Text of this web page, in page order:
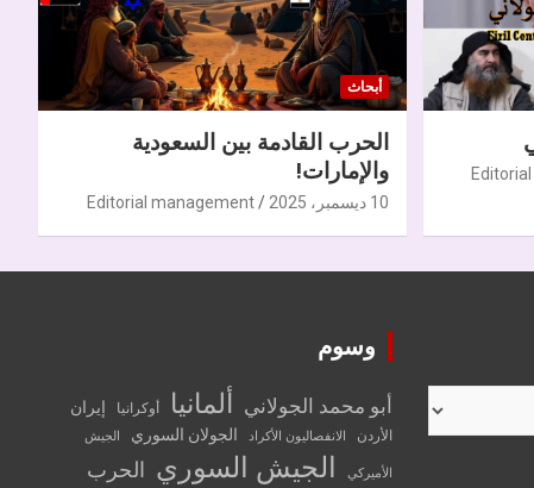
أبحاث
الحرب القادمة بين السعودية
والإمارات!
10 ديسمبر، 2025 Editorial management
وسوم
أبو محمد الجولاني ألمانيا أوكرانيا إيران
الأردن الانفصاليون الأكراد الجولان السوري الجيش
الأميركي الجيش السوري الحرب